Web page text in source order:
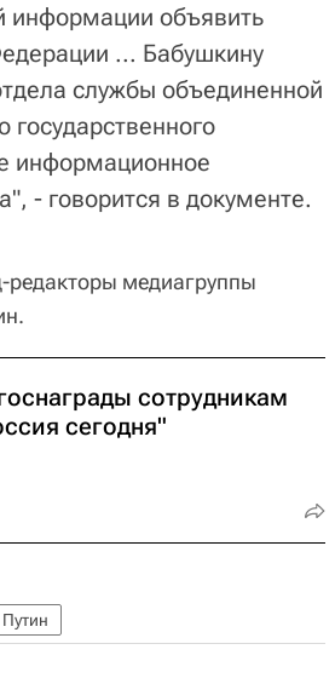
информации объявить
... Бабушкину
службы объединенной
информационное
- говорится в документе.
редакторы медиагруппы
сотрудникам
сегодня"